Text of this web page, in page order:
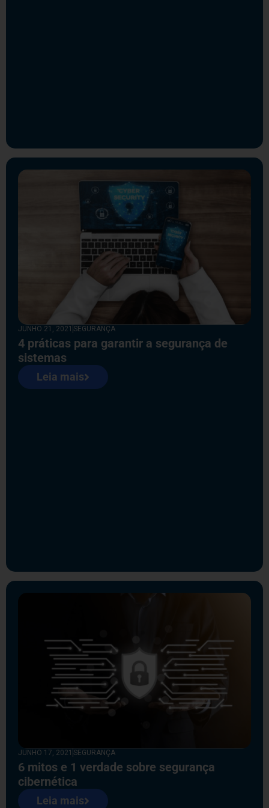
JUNHO 21, 2021 SEGURANÇA
4 práticas para garantir a segurança de
sistemas
Leia mais
JUNHO 17, 2021 SEGURANÇA
6 mitos e 1 verdade sobre segurança
cibernética
Leia mais